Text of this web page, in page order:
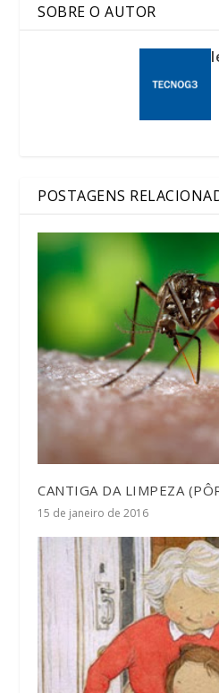
SOBRE O AUTOR
POSTAGENS
CANTIGA DA LIMPEZA
15 de janeiro de 2016